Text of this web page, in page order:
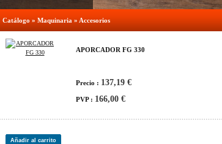
Catálogo » Maquinaria » Accesorios
APORCADOR FG 330
Precio : 137,19 €
PVP : 166,00 €
Añadir al carrito